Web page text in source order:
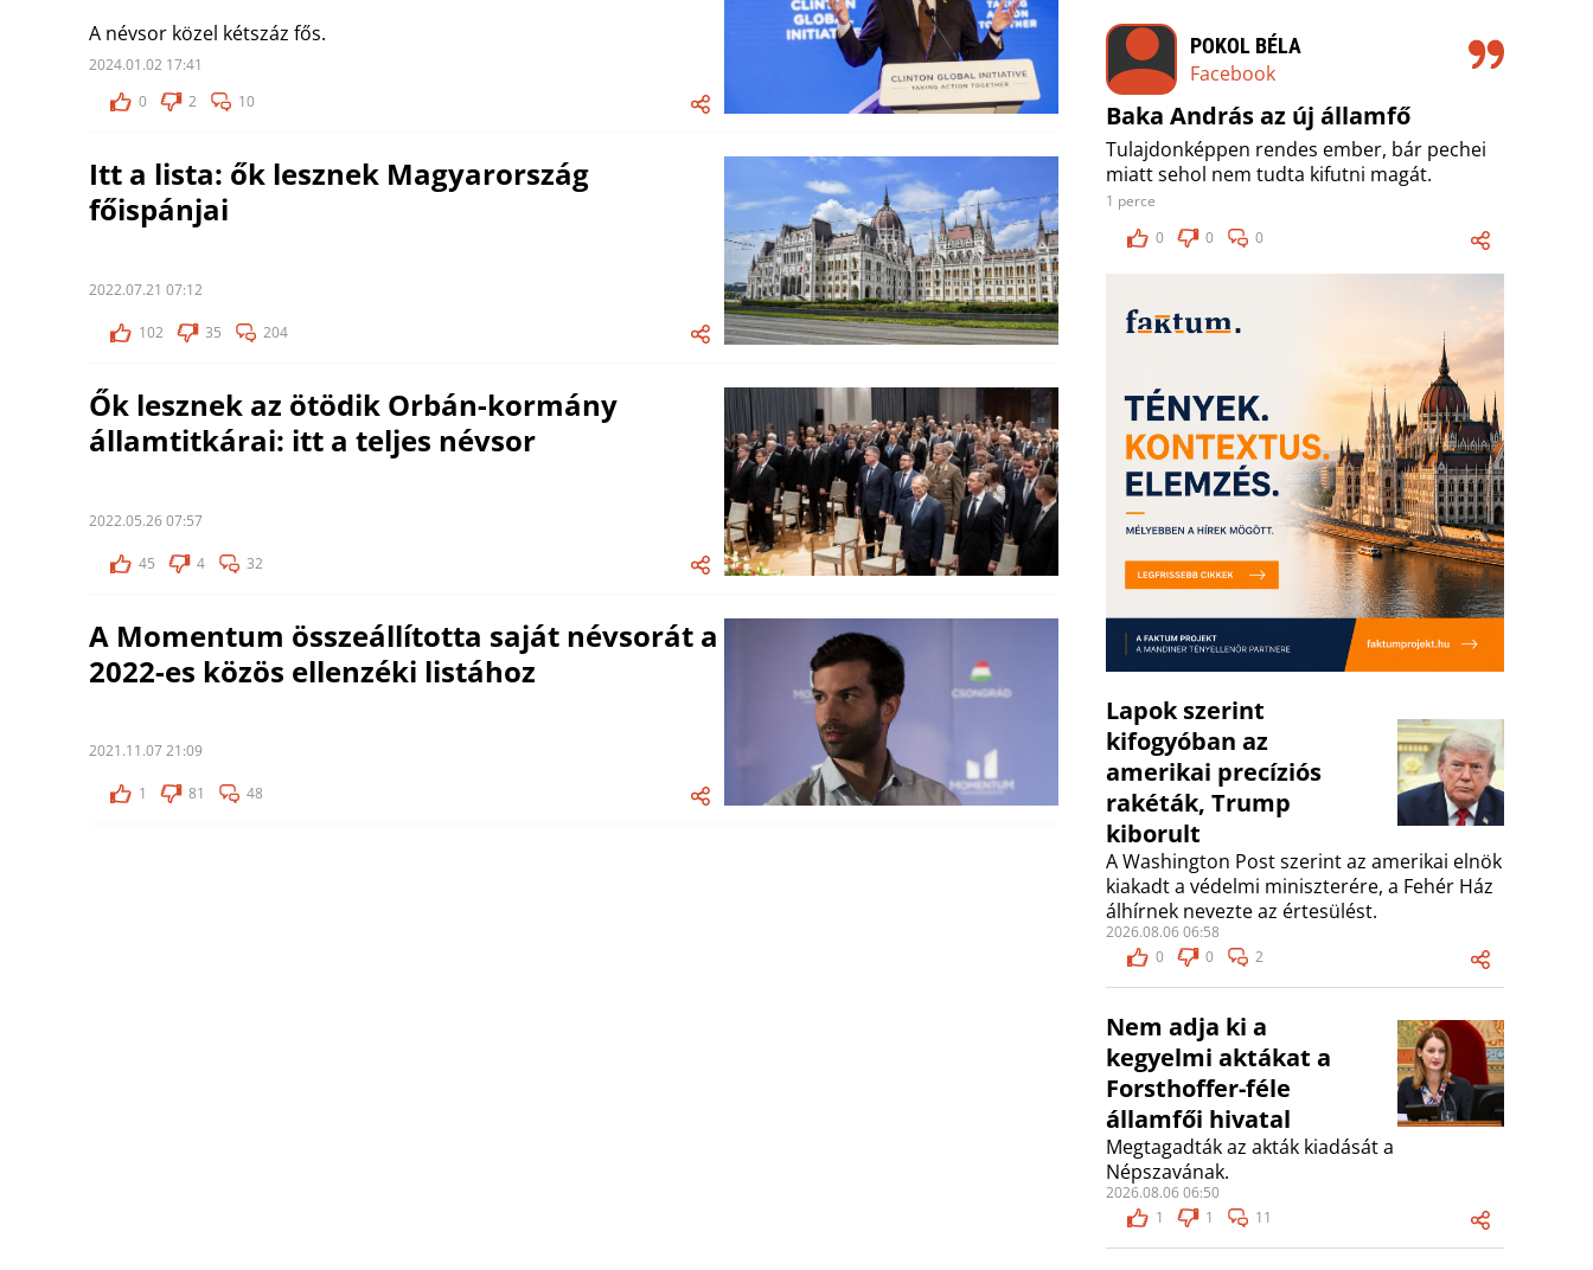
A névsor közel kétszáz fős.
2024.01.02 17:41
0
2 10
Itt a lista: ők lesznek Magyarország
főispánjai
2022.07.21 07:12
102 35 204
Ők lesznek az ötödik Orbán-kormány
államtitkárai: itt a teljes névsor
2022.05.26 07:57
45 4 32
A Momentum összeállította saját névsorát a
2022-es közös ellenzéki listához
2021.11.07 21:09
1 81 48
POKOL BÉLA
Facebook
Baka András az új államfő
Tulajdonképpen rendes ember, bár pechei
miatt sehol nem tudta kifutni magát.
1 perce
0
0 0
Lapok szerint
kifogyóban az
amerikai precíziós
rakéták, Trump
kiborult
A Washington Post szerint az amerikai elnök
kiakadt a védelmi miniszterére, a Fehér Ház
álhírnek nevezte az értesülést.
2026.08.06 06:58
0
0 2
Nem adja ki a
kegyelmi aktákat a
Forsthoffer-féle
államfői hivatal
Megtagadták az akták kiadását a
Népszavának.
2026.08.06 06:50
1
1 11